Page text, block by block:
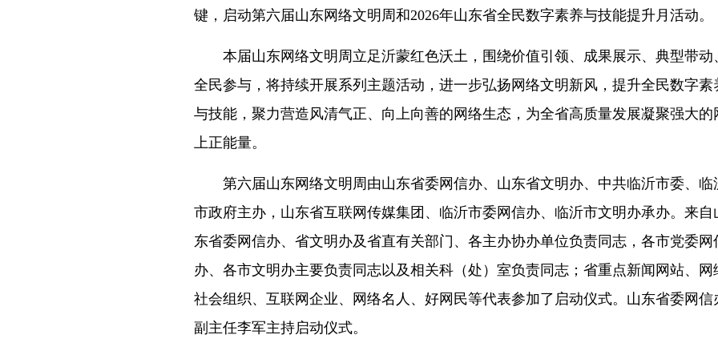
键，启动第六届山东网络文明周和2026年山东省全民数字素养与技能提升月活动。
本届山东网络文明周立足沂蒙红色沃土，围绕价值引领、成果展示、典型带动
全民参与，将持续开展系列主题活动，进一步弘扬网络文明新风，提升全民数字素
与技能，聚力营造风清气正、向上向善的网络生态，为全省高质量发展凝聚强大的
上正能量。
第六届山东网络文明周由山东省委网信办、山东省文明办、中共临沂市委、临
市政府主办，山东省互联网传媒集团、临沂市委网信办、临沂市文明办承办。来自
东省委网信办、省文明办及省直有关部门、各主办协办单位负责同志，各市党委网
办、各市文明办主要负责同志以及相关科（处）室负责同志；省重点新闻网站、网
社会组织、互联网企业、网络名人、好网民等代表参加了启动仪式。山东省委网信
副主任李军主持启动仪式。